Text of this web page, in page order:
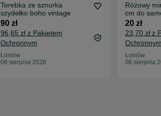
Torebka ze sznurka
szydełko boho vintage
90 zł
96,65 zł z Pakietem
Ochronnym
Łoniów
06 sierpnia 2026
Różowy
cm do
dziecka
20 zł
23,70 zł z
Ochronnym
Łoniów
06 sierpnia